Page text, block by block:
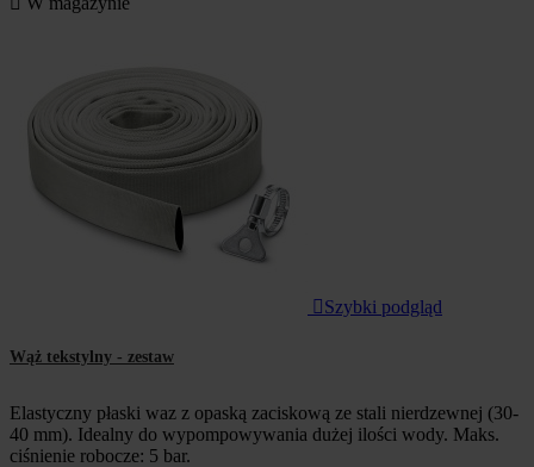
 Szybki podgląd
Wąż tekstylny - zestaw
Elastyczny płaski waz z opaską zaciskową ze stali nierdzewnej (30-
40 mm). Idealny do wypompowywania dużej ilości wody. Maks.
ciśnienie robocze: 5 bar.